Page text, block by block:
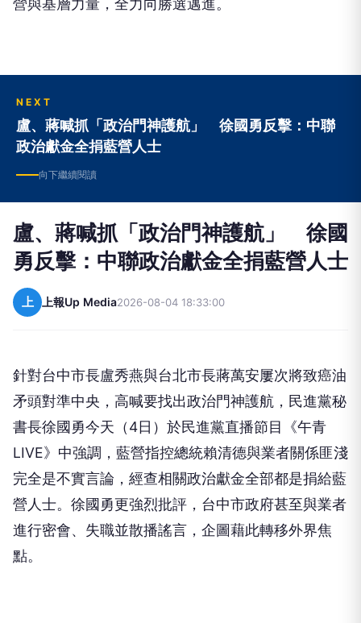
NEXT
盧、蔣喊抓「政治門神護航」 徐國勇反擊：中聯
政治獻金全捐藍營人士
向下繼續閱讀
盧、蔣喊抓「政治門神護航」 徐國
勇反擊：中聯政治獻金全捐藍營人士
上 上報Up Media2026-08-04 18:33:00
針對台中市長盧秀燕與台北市長蔣萬安屢次將致癌油
矛頭對準中央，高喊要找出政治門神護航，民進黨秘
書長徐國勇今天（4日）於民進黨直播節目《午青
LIVE》中強調，藍營指控總統賴清德與業者關係匪淺
完全是不實言論，經查相關政治獻金全部都是捐給藍
營人士。徐國勇更強烈批評，台中市政府甚至與業者
進行密會、失職並散播謠言，企圖藉此轉移外界焦
點。